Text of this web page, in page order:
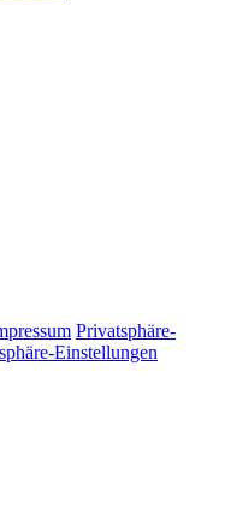
Privatsphäre-
Einstellungen